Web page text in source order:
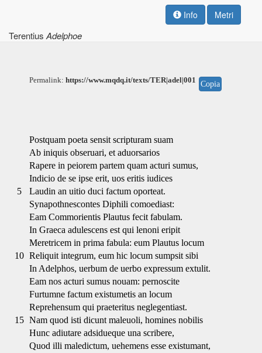
Info Metri
Terentius Adelphoe
Permalink: https://www.mqdq.it/texts/TER|adel|001 Copia
Postquam poeta sensit scripturam suam
Ab iniquis obseruari, et aduorsarios
Rapere in peiorem partem quam acturi sumus,
Indicio de se ipse erit, uos eritis iudices
5
Laudin an uitio duci factum oporteat.
Synapothnescontes Diphili comoediast:
Eam Commorientis Plautus fecit fabulam.
In Graeca adulescens est qui lenoni eripit
Meretricem in prima fabula: eum Plautus locum
10 Reliquit integrum, eum hic locum sumpsit sibi
In Adelphos, uerbum de uerbo expressum extulit.
Eam nos acturi sumus nouam: pernoscite
Furtumne factum existumetis an locum
Reprehensum qui praeteritus neglegentiast.
15 Nam quod isti dicunt maleuoli, homines nobilis
Hunc adiutare adsidueque una scribere,
Quod illi maledictum, uehemens esse existumant,